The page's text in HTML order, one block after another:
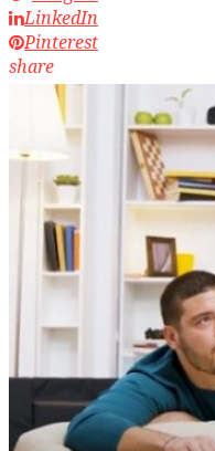
LinkedIn
Pinterest
share